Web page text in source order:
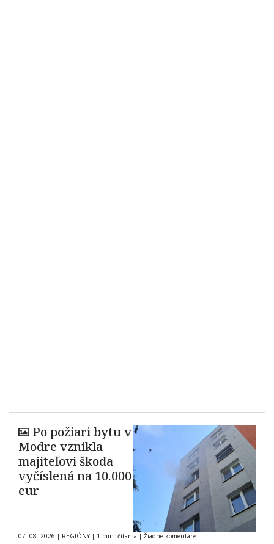
Po požiari bytu v
Modre vznikla
majiteľovi škoda
vyčíslená na 10.000
eur
07. 08. 2026 | REGIÓNY | 1 min. čítania | Žiadne komentáre